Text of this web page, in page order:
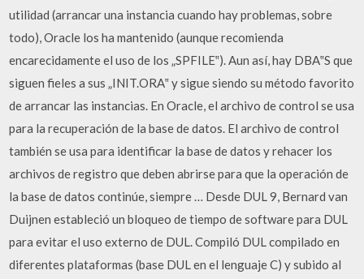
utilidad (arrancar una instancia cuando hay problemas, sobre
todo), Oracle los ha mantenido (aunque recomienda
encarecidamente el uso de los „SPFILE‟). Aun así, hay DBA‟S que
siguen fieles a sus „INIT.ORA‟ y sigue siendo su método favorito
de arrancar las instancias. En Oracle, el archivo de control se usa
para la recuperación de la base de datos. El archivo de control
también se usa para identificar la base de datos y rehacer los
archivos de registro que deben abrirse para que la operación de
la base de datos continúe, siempre … Desde DUL 9, Bernard van
Duijnen estableció un bloqueo de tiempo de software para DUL
para evitar el uso externo de DUL. Compiló DUL compilado en
diferentes plataformas (base DUL en el lenguaje C) y subido al